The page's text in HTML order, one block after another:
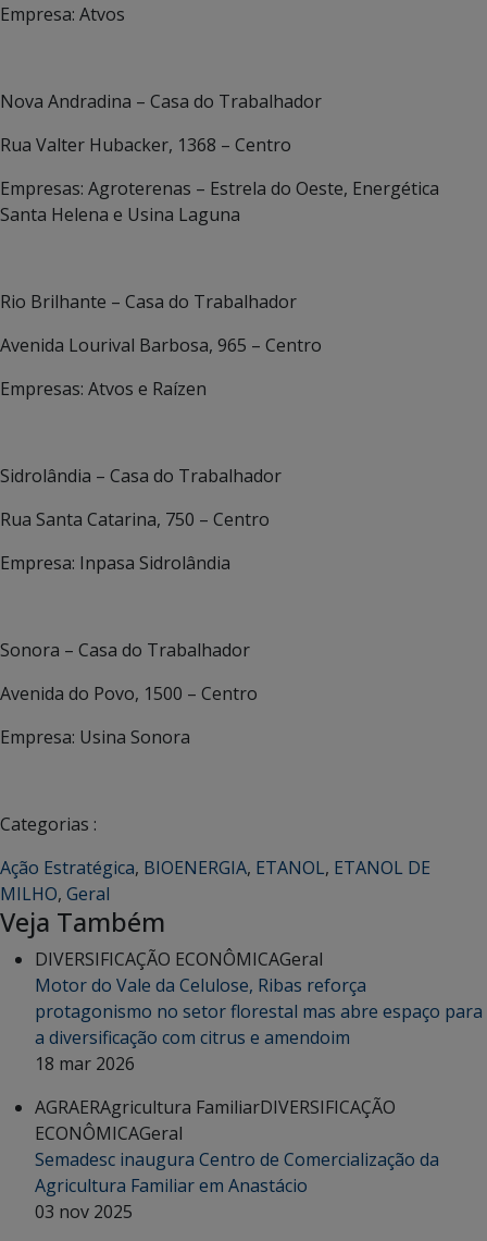
Empresa: Atvos
Nova Andradina – Casa do Trabalhador
Rua Valter Hubacker, 1368 – Centro
Empresas: Agroterenas – Estrela do Oeste, Energética
Santa Helena e Usina Laguna
Rio Brilhante – Casa do Trabalhador
Avenida Lourival Barbosa, 965 – Centro
Empresas: Atvos e Raízen
Sidrolândia – Casa do Trabalhador
Rua Santa Catarina, 750 – Centro
Empresa: Inpasa Sidrolândia
Sonora – Casa do Trabalhador
Avenida do Povo, 1500 – Centro
Empresa: Usina Sonora
Categorias :
Ação Estratégica, BIOENERGIA, ETANOL, ETANOL DE
MILHO, Geral
Veja Também
DIVERSIFICAÇÃO ECONÔMICAGeral
Motor do Vale da Celulose, Ribas reforça
protagonismo no setor florestal mas abre espaço para
a diversificação com citrus e amendoim
18 mar 2026
AGRAERAgricultura FamiliarDIVERSIFICAÇÃO
ECONÔMICAGeral
Semadesc inaugura Centro de Comercialização da
Agricultura Familiar em Anastácio
03 nov 2025